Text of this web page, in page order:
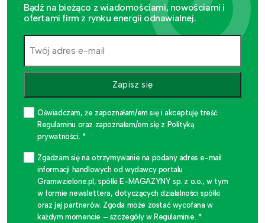
Bądź na bieżąco z wiadomościami, nowościami i
ofertami firm z rynku energii odnawialnej.
Zapisz się
Oświadczam, że zapoznałam/em się i akceptuję treść
Regulaminu oraz zapoznałam/em się z Polityką
prywatności. *
Zgadzam się na otrzymywanie na podany adres e-mail
informacji handlowych od wydawcy portalu
Gramwzielone.pl, spółki E-MAGAZYNY sp. z o.o., w tym
w formie newslettera, dotyczących działalności spółki
oraz jej partnerów. Zgoda może zostać wycofana w
każdym momencie – szczegóły w Regulaminie. *